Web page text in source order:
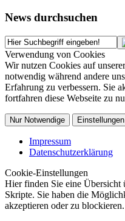
News durchsuchen
Verwendung von Cookies
Wir nutzen Cookies auf
notwendig während andere
Erfahrung zu verbessern. Sie
fortfahren diese Webseite zu
Nur Notwendige Einstellungen
Impressum
Datenschutzerklärung
Cookie-Einstellungen
Hier finden Sie eine Übersicht
Skripte. Sie haben die
akzeptieren oder zu blockieren.